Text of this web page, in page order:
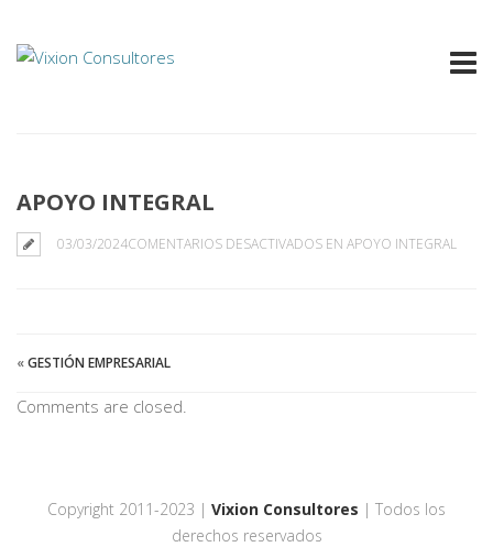
APOYO INTEGRAL
03/03/2024COMENTARIOS DESACTIVADOS EN APOYO INTEGRAL
«GESTIÓN EMPRESARIAL
Comments are closed.
Copyright 2011-2023 | Vixion Consultores | Todos los
derechos reservados